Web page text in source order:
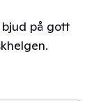
på gott